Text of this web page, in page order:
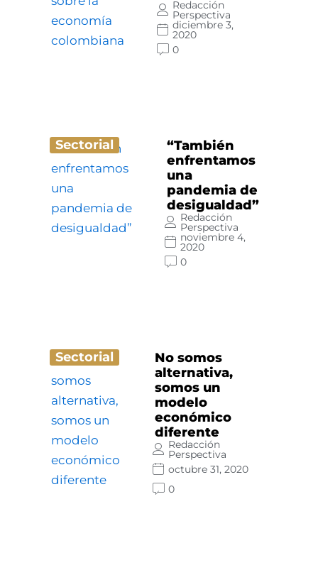
Redacción
Perspectiva
diciembre 3,
2020
0
Sectorial
“También
enfrentamos
una
pandemia de
desigualdad”
Redacción
Perspectiva
noviembre 4,
2020
0
Sectorial
No somos
alternativa,
somos un
modelo
económico
diferente
Redacción
Perspectiva
octubre 31, 2020
0